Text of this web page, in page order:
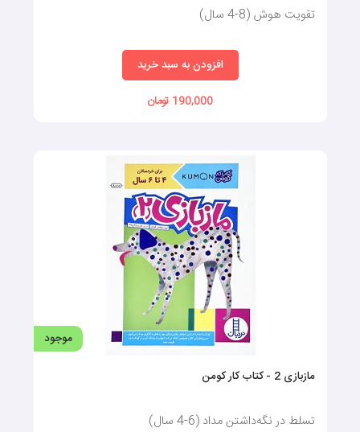
می‌تواند تاثیر قابل توجهی بر توسعه هوش و استعدادهای کودکان داشته
تقویت هوش (8-4 سال)
افزودن به سبد خرید
190,000 تومان
موجود
مازبازی 2 - کتاب کار کومن
تسلط در نگه‌داشتن مداد (6-4 سال)